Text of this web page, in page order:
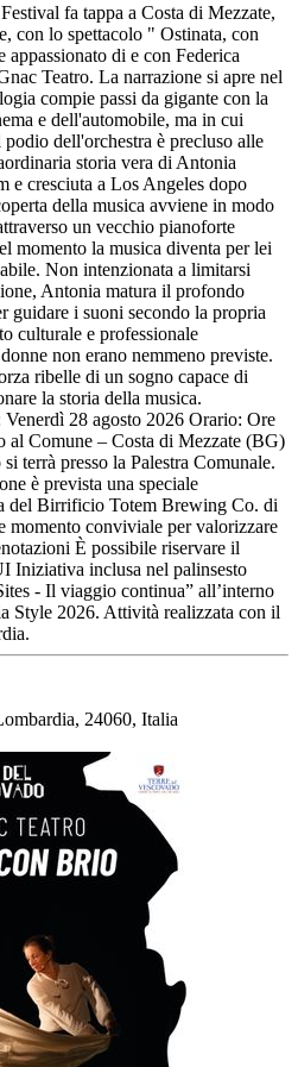
fa tappa a Costa di Mezzate,
con lo spettacolo " Ostinata, con
di e con Federica
Teatro. La narrazione si apre nel
compie passi da gigante con la
e dell'automobile, ma in cui
dell'orchestra è precluso alle
storia vera di Antonia
e cresciuta a Los Angeles dopo
della musica avviene in modo
un vecchio pianoforte
momento la musica diventa per lei
Non intenzionata a limitarsi
Antonia matura il profondo
guidare i suoni secondo la propria
culturale e professionale
non erano nemmeno previste.
ribelle di un sogno capace di
la storia della musica.
28 agosto 2026 Orario: Ore
Comune – Costa di Mezzate (BG)
terrà presso la Palestra Comunale.
è prevista una speciale
del Birrificio Totem Brewing Co. di
momento conviviale per valorizzare
È possibile riservare il
Iniziativa inclusa nel palinsesto
- Il viaggio continua” all’interno
Style 2026. Attività realizzata con il
24060, Italia